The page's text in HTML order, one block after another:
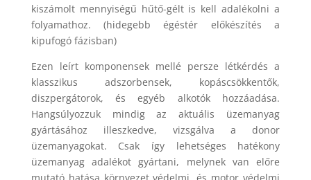
kiszámolt mennyiségű hűtő-gélt is kell adalékolni a
folyamathoz. (hidegebb égéstér előkészítés a
kipufogó fázisban)
Ezen leírt komponensek mellé persze létkérdés a
klasszikus adszorbensek, kopáscsökkentők,
diszpergátorok, és egyéb alkotók hozzáadása.
Hangsúlyozzuk mindig az aktuális üzemanyag
gyártásához illeszkedve, vizsgálva a donor
üzemanyagokat. Csak így lehetséges hatékony
üzemanyag adalékot gyártani, melynek van előre